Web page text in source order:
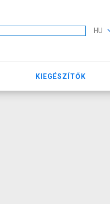
HU
KIEGÉSZÍTŐK